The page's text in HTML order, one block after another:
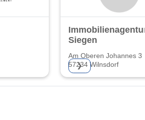
Immobilienagentur
Siegen
Am Oberen Johannes 3
57234 Wilnsdorf
❯